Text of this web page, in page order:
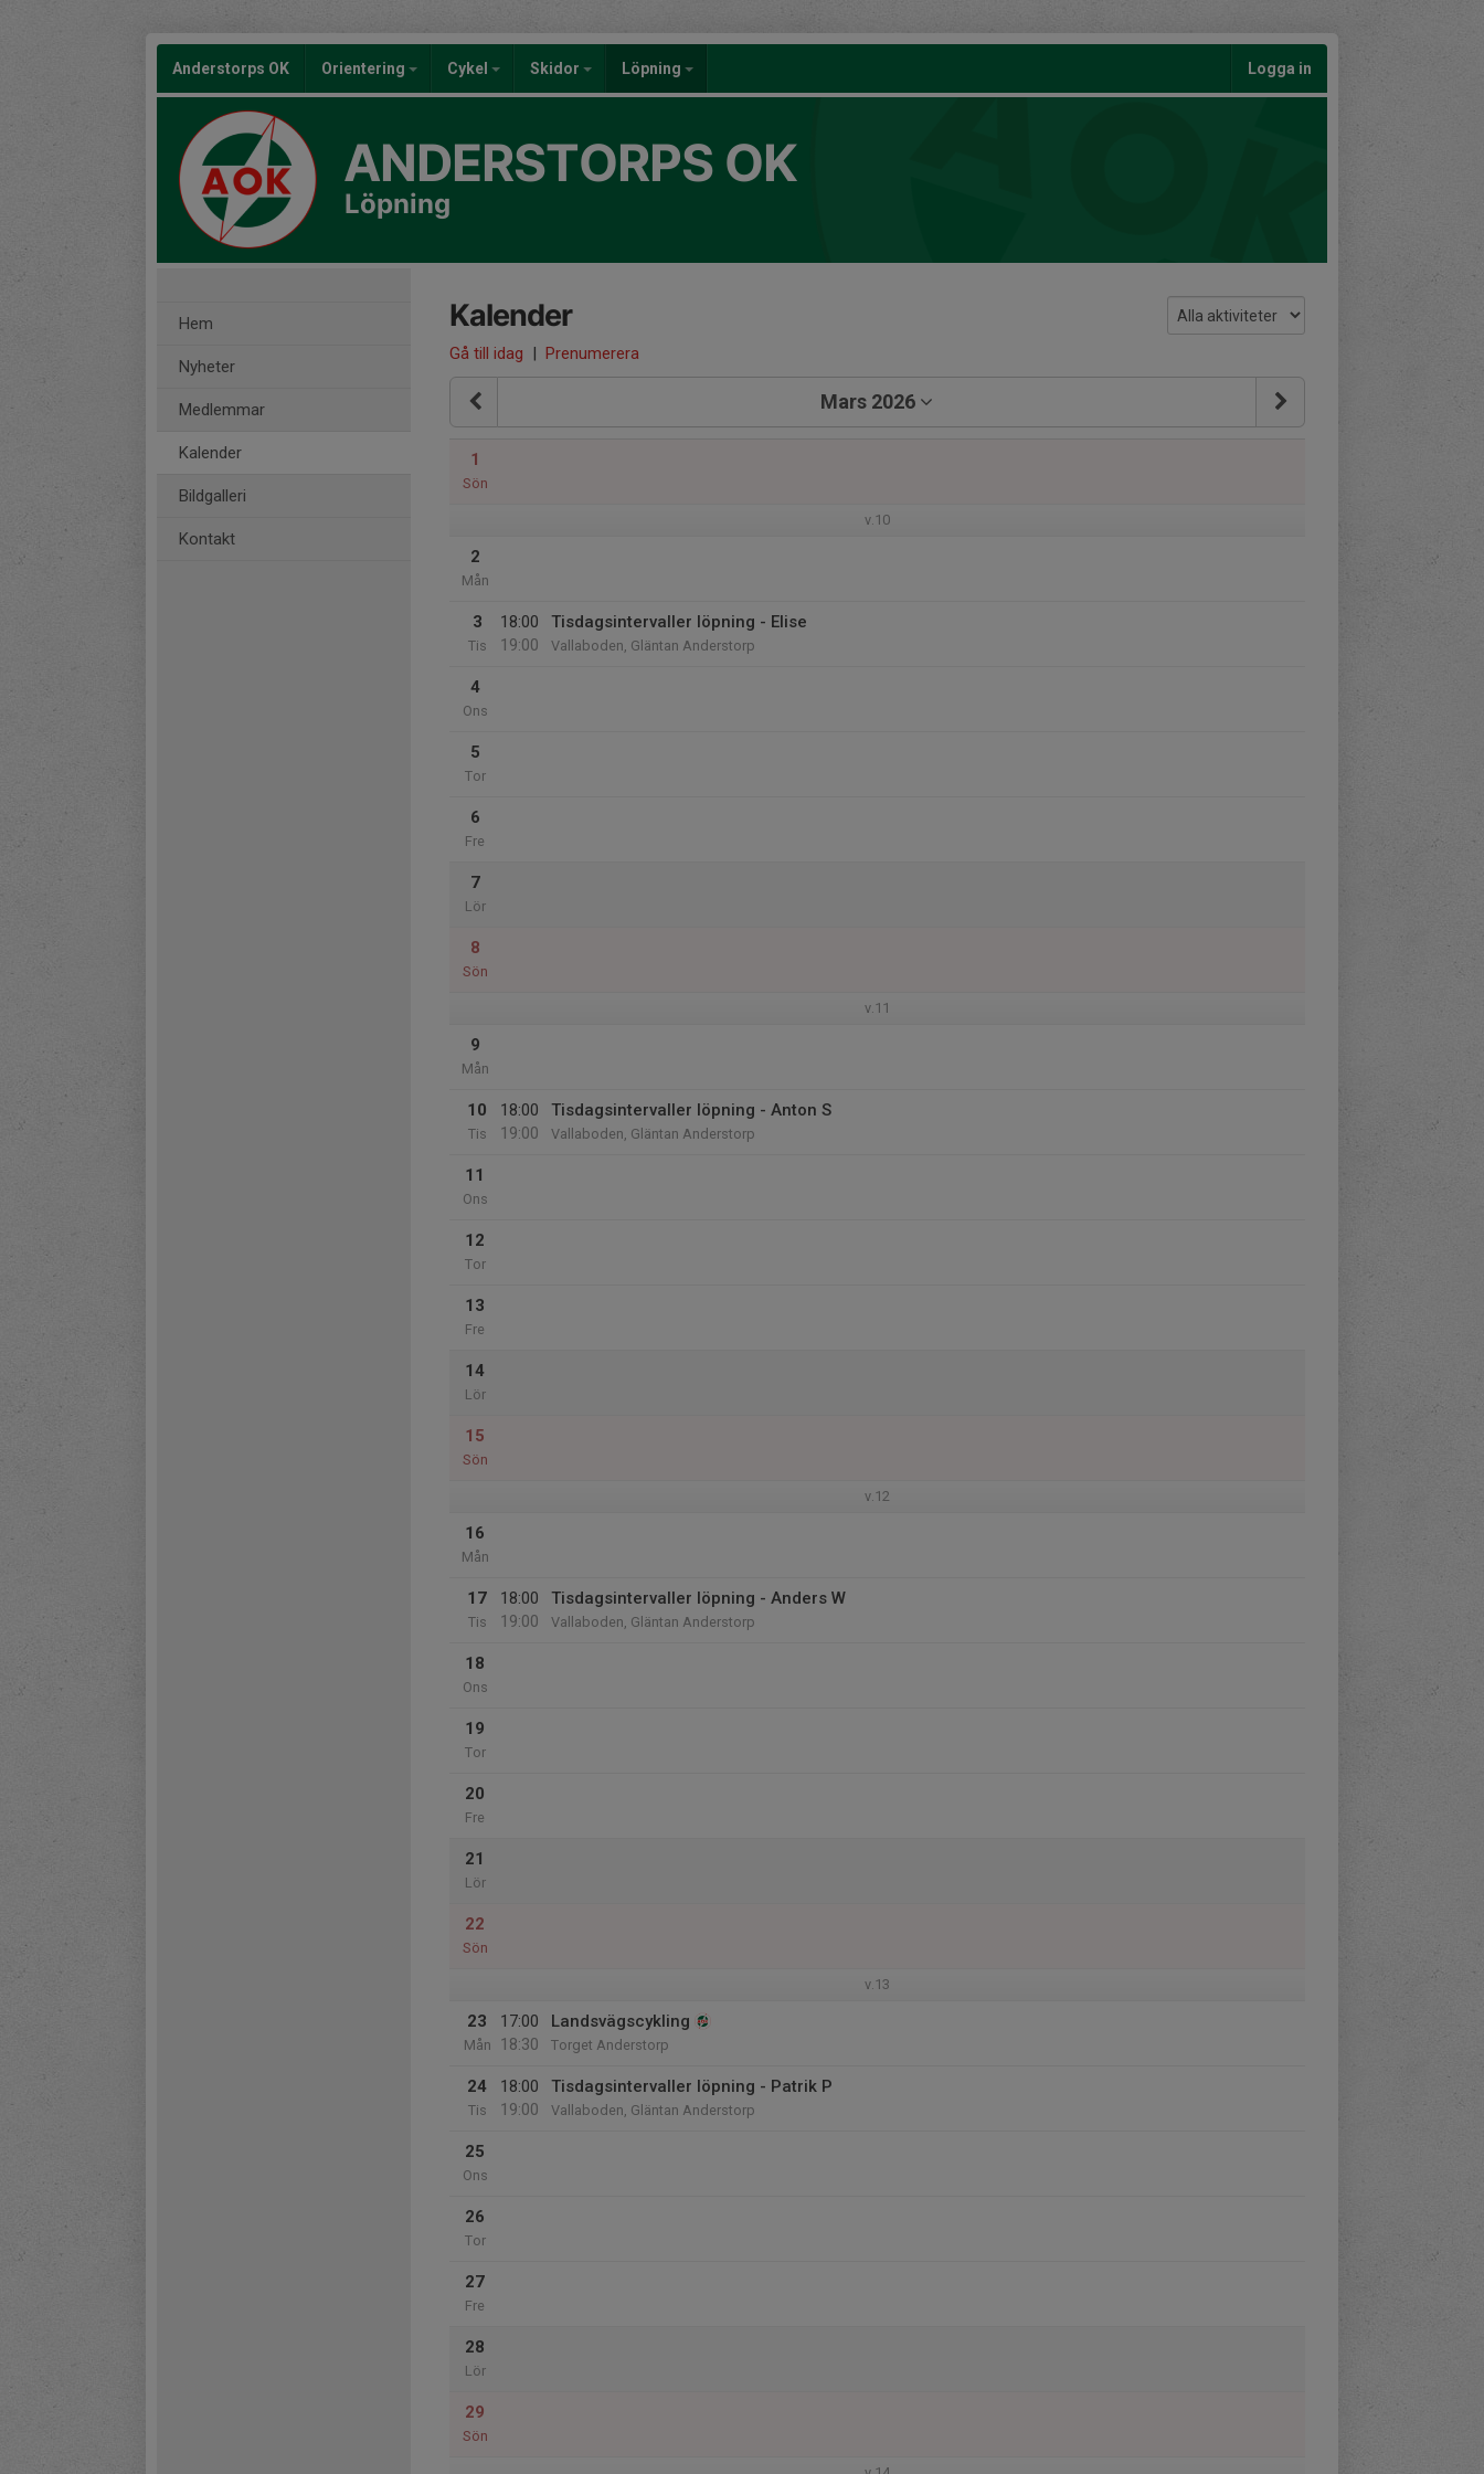
Anderstorps OK Orientering Cykel Skidor Löpning Logga in
ANDERSTORPS OK
Löpning
Hem
Nyheter
Medlemmar
Kalender
Bildgalleri
Kontakt
Kalender
Gå till idag | Prenumerera
Mars 2026
1
Sön
v.10
2
Mån
3
Tis
18:00
19:00
Tisdagsintervaller löpning - Elise
Vallaboden, Gläntan Anderstorp
4
Ons
5
Tor
6
Fre
7
Lör
8
Sön
v.11
9
Mån
10
Tis
18:00
19:00
Tisdagsintervaller löpning - Anton S
Vallaboden, Gläntan Anderstorp
11
Ons
12
Tor
13
Fre
14
Lör
15
Sön
v.12
16
Mån
17
Tis
18:00
19:00
Tisdagsintervaller löpning - Anders W
Vallaboden, Gläntan Anderstorp
18
Ons
19
Tor
20
Fre
21
Lör
22
Sön
v.13
23
Mån
17:00
18:30
Landsvägscykling
Torget Anderstorp
24
Tis
18:00
19:00
Tisdagsintervaller löpning - Patrik P
Vallaboden, Gläntan Anderstorp
25
Ons
26
Tor
27
Fre
28
Lör
29
Sön